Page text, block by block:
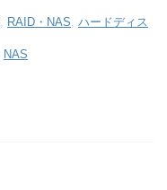
, RAID・NAS, ハードディス
NAS